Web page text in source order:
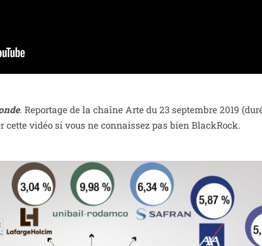
. Reportage de la chaîne Arte du 23 sep­tembre 2019
cette vidéo si vous ne connais­sez pas bien BlackRock.